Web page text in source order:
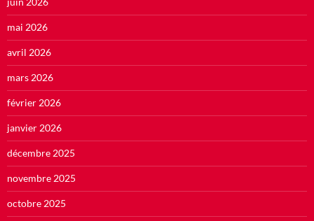
mai 2026
avril 2026
mars 2026
février 2026
janvier 2026
décembre 2025
novembre 2025
octobre 2025